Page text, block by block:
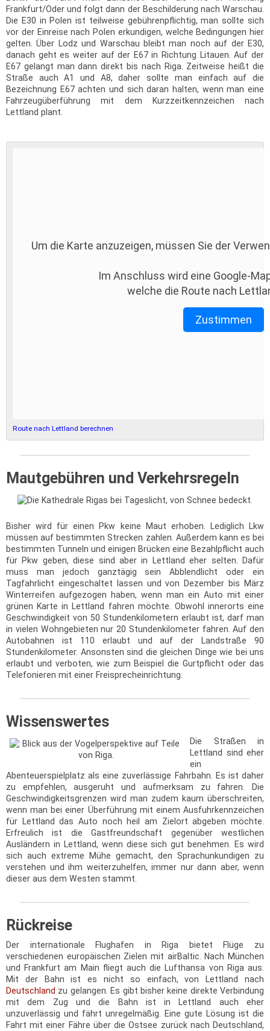
Frankfurt/Oder und folgt dann der Beschilderung nach Warschau.
Die E30 in Polen ist teilweise gebührenpflichtig, man sollte sich
vor der Einreise nach Polen erkundigen, welche Bedingungen hier
gelten. Über Lodz und Warschau bleibt man noch auf der E30,
danach geht es weiter auf der E67 in Richtung Litauen. Auf der
E67 gelangt man dann direkt bis nach Riga. Zeitweise heißt die
Straße auch A1 und A8, daher sollte man einfach auf die
Bezeichnung E67 achten und sich daran halten, wenn man eine
Fahrzeugüberführung mit dem Kurzzeitkennzeichen nach
Lettland plant.
Um die Karte anzuzeigen, müssen Sie der
Im Anschluss wird eine Google-
welche die Route nach
Zustimmen
Route nach Lettland berechnen
Mautgebühren und Verkehrsregeln
Bisher wird für einen Pkw keine Maut erhoben. Lediglich Lkw
müssen auf bestimmten Strecken zahlen. Außerdem kann es bei
bestimmten Tunneln und einigen Brücken eine Bezahlpflicht auch
für Pkw geben, diese sind aber in Lettland eher selten. Dafür
muss man jedoch ganztägig sein Abblendlicht oder ein
Tagfahrlicht eingeschaltet lassen und von Dezember bis März
Winterreifen aufgezogen haben, wenn man ein Auto mit einer
grünen Karte in Lettland fahren möchte. Obwohl innerorts eine
Geschwindigkeit von 50 Stundenkilometern erlaubt ist, darf man
in vielen Wohngebieten nur 20 Stundenkilometer fahren. Auf den
Autobahnen ist 110 erlaubt und auf der Landstraße 90
Stundenkilometer. Ansonsten sind die gleichen Dinge wie bei uns
erlaubt und verboten, wie zum Beispiel die Gurtpflicht oder das
Telefonieren mit einer Freisprecheinrichtung.
Wissenswertes
Die Straßen in
Lettland sind eher
ein
Abenteuerspielplatz als eine zuverlässige Fahrbahn. Es ist daher
zu empfehlen, ausgeruht und aufmerksam zu fahren. Die
Geschwindigkeitsgrenzen wird man zudem kaum überschreiten,
wenn man bei einer Überführung mit einem Ausfuhrkennzeichen
für Lettland das Auto noch heil am Zielort abgeben möchte.
Erfreulich ist die Gastfreundschaft gegenüber westlichen
Ausländern in Lettland, wenn diese sich gut benehmen. Es wird
sich auch extreme Mühe gemacht, den Sprachunkundigen zu
verstehen und ihm weiterzuhelfen, immer nur dann aber, wenn
dieser aus dem Westen stammt.
Rückreise
Der internationale Flughafen in Riga bietet Flüge zu
verschiedenen europäischen Zielen mit airBaltic. Nach München
und Frankfurt am Main fliegt auch die Lufthansa von Riga aus.
Mit der Bahn ist es nicht so einfach, von Lettland nach
Deutschland zu gelangen. Es gibt bisher keine direkte Verbindung
mit dem Zug und die Bahn ist in Lettland auch eher
unzuverlässig und fährt unregelmäßig. Eine gute Lösung ist die
Fahrt mit einer Fähre über die Ostsee zurück nach Deutschland,